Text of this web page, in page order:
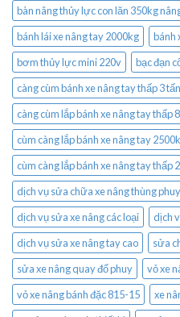
bàn nâng thủy lực con lăn 350kg
bánh lái xe nâng tay 2000kg
bánh
bơm thủy lực mini 220v
bạc đạn
càng cùm bánh xe nâng tay thấp 3 tấn
càng cùm lắp bánh xe nâng tay thấp
cùm càng lắp bánh xe nâng tay
cùm càng lắp bánh xe nâng tay thấp
dịch vụ sửa chữa xe nâng thùng
dịch vụ sửa xe nâng các loại
dịch
dịch vụ sửa xe nâng tay cao
sửa
sửa xe nâng quay đổ phuy
vỏ xe
vỏ xe nâng bánh đặc 815-15
xe